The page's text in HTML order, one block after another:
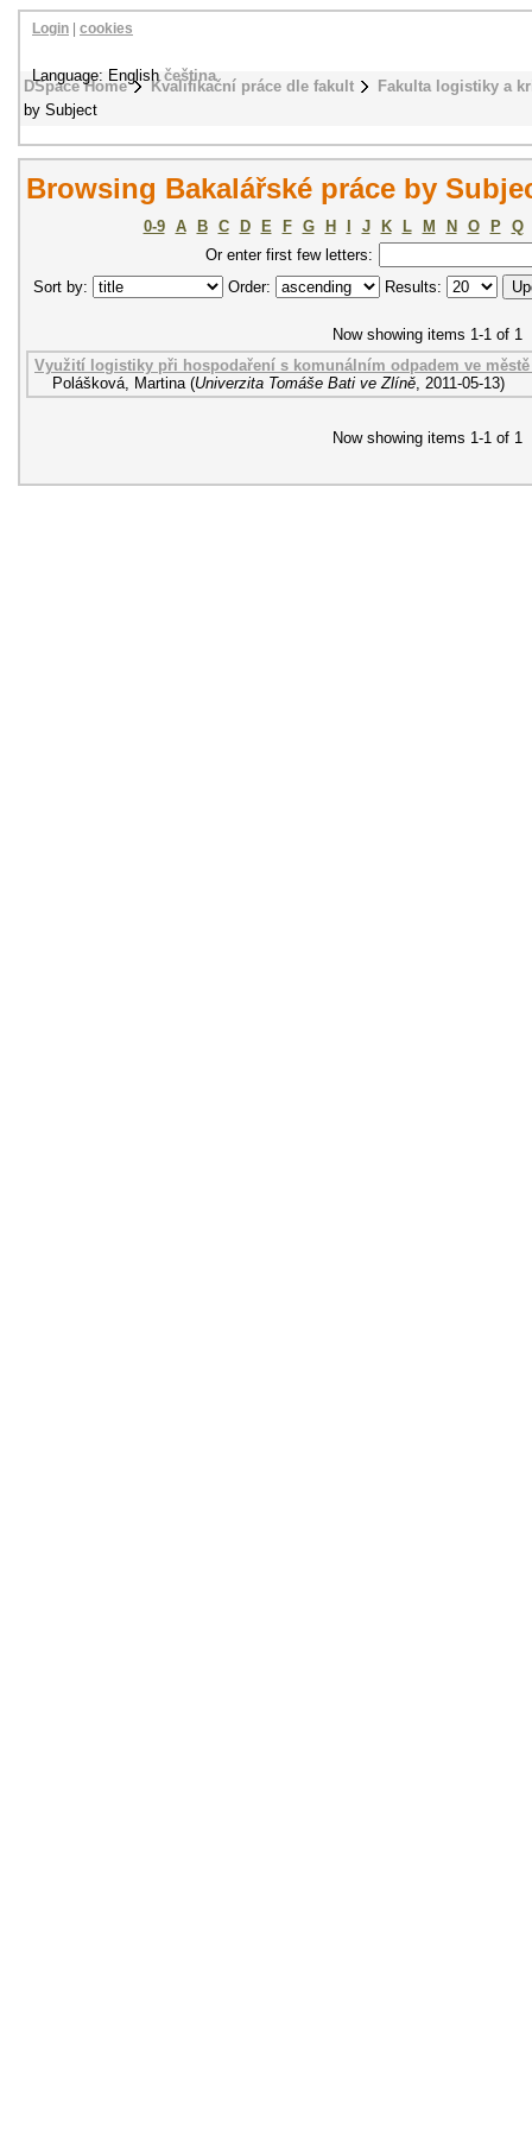
DSpace Home Kvalifikační práce dle fakult
Fakulta logistiky a
by Subject
Login cookies
Language: Englishčeština
Browsing Bakalářské práce by
0-9 A B C D E F G H J K L M N O P
Q
Or enter first few letters:
Sort by:
Order: Results:
Now showing items 1-1 of 1
Využití logistiky při hospodaření s komunálním odpadem ve
Polášková, Martina (Univerzita Tomáše Bati ve Zlíně, 2011-05-13)
Now showing items 1-1 of 1